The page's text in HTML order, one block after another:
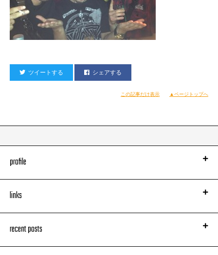
ツイートする シェアする
この記事だけ表示 ▲ページトップへ
profile
links
recent posts